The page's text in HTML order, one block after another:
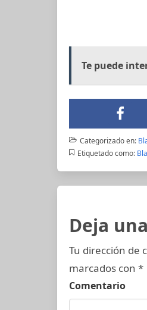
Te puede
Categorizado en:
Etiquetado como:
Deja
Tu dirección de
marcados con *
Comentario